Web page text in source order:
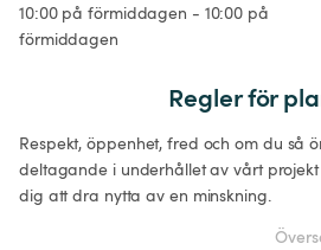
10:00 på förmiddagen - 10:00 på
förmiddagen
Regler för
Respekt, öppenhet, fred och om du så
deltagande i underhållet av vårt
dig att dra nytta av en minskning.